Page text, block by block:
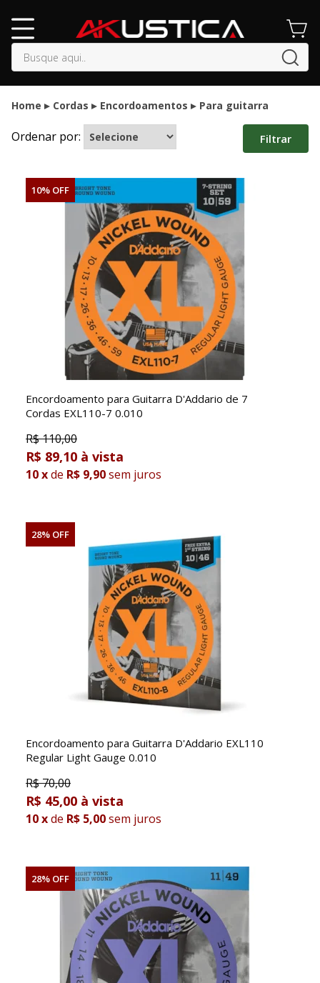
buscar
Home Cordas Encordoamentos Para guitarra
Ordenar por: Filtrar
10% OFF
Encordoamento para Guitarra D'Addario de 7
Cordas EXL110-7 0.010
R$110,00
R$ 89,10
10xde R$ 9,90sem juros
28% OFF
Encordoamento para Guitarra D'Addario EXL110
Regular Light Gauge 0.010
R$70,00
R$ 45,00
10xde R$ 5,00sem juros
28% OFF